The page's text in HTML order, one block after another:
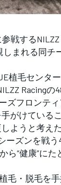
戦する
しまれる同
植毛センタ
Racing
ズフロンテ
がけている
ようと考え
ーズンを戦
から“健康”
毛・脱毛を